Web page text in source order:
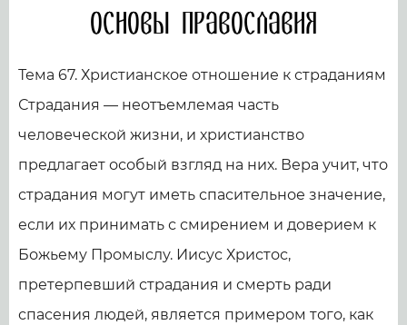
Основы православия
Тема 67. Христианское отношение к страданиям
Страдания — неотъемлемая часть
человеческой жизни, и христианство
предлагает особый взгляд на них. Вера учит, что
страдания могут иметь спасительное значение,
если их принимать с смирением и доверием к
Божьему Промыслу. Иисус Христос,
претерпевший страдания и смерть ради
спасения людей, является примером того, как